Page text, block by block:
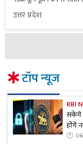
उत्तर प्रदेश
टॉप न्यूज
RBI
सकेंगे
होंगे